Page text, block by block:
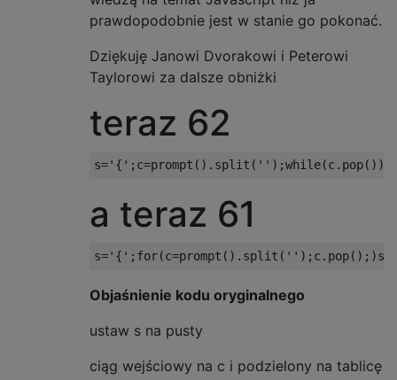
prawdopodobnie jest w stanie go pokonać.
Dziękuję Janowi Dvorakowi i Peterowi
Taylorowi za dalsze obniżki
teraz 62
a teraz 61
Objaśnienie kodu oryginalnego
ustaw s na pusty
ciąg wejściowy na c i podzielony na tablicę